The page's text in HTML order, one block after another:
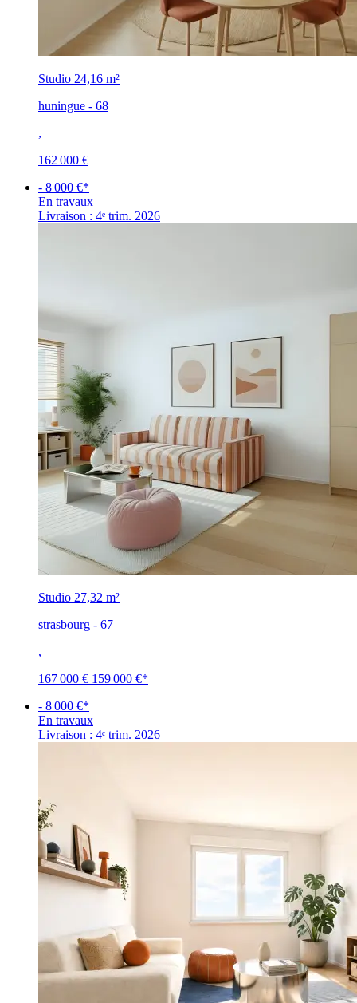
Studio 24,16 m²
huningue - 68
,
162 000 €
- 8 000 €*
En travaux
Livraison : 4ᵉ trim. 2026
Studio 27,32 m²
strasbourg - 67
,
167 000 € 159 000 €*
- 8 000 €*
En travaux
Livraison : 4ᵉ trim. 2026